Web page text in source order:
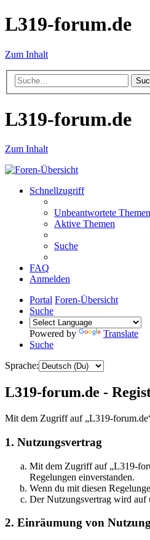
L319-forum.de
Zum Inhalt
L319-forum.de
Zum Inhalt
Schnellzugriff
Unbeantwortete Themen
Aktive Themen
Suche
FAQ
Anmelden
Portal Foren-Übersicht
Suche
Powered by
Translate
Suche
Sprache:
L319-forum.de -
Mit dem Zugriff auf „L319-
1. Nutzungsvertrag
Mit dem Zugriff auf „L319-
Regelungen einverstanden.
Wenn du mit diesen
Der Nutzungsvertrag wird auf
2. Einräumung von